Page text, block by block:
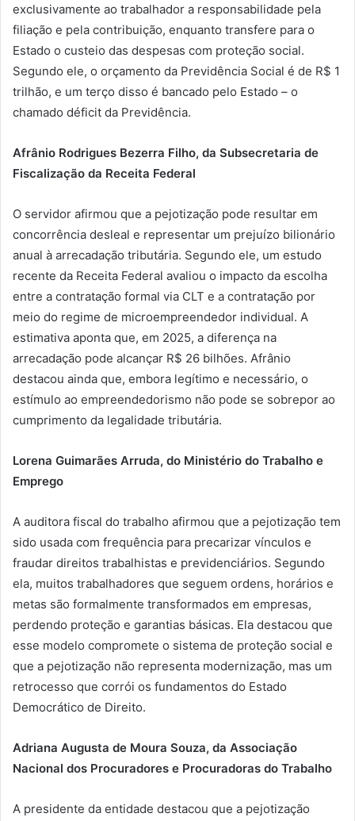
exclusivamente ao trabalhador a responsabilidade pela
filiação e pela contribuição, enquanto transfere para o
Estado o custeio das despesas com proteção social.
Segundo ele, o orçamento da Previdência Social é de R$ 1
trilhão, e um terço disso é bancado pelo Estado – o
chamado déficit da Previdência.
Afrânio Rodrigues Bezerra Filho, da Subsecretaria de
Fiscalização da Receita Federal
O servidor afirmou que a pejotização pode resultar em
concorrência desleal e representar um prejuízo bilionário
anual à arrecadação tributária. Segundo ele, um estudo
recente da Receita Federal avaliou o impacto da escolha
entre a contratação formal via CLT e a contratação por
meio do regime de microempreendedor individual. A
estimativa aponta que, em 2025, a diferença na
arrecadação pode alcançar R$ 26 bilhões. Afrânio
destacou ainda que, embora legítimo e necessário, o
estímulo ao empreendedorismo não pode se sobrepor ao
cumprimento da legalidade tributária.
Lorena Guimarães Arruda, do Ministério do Trabalho e
Emprego
A auditora fiscal do trabalho afirmou que a pejotização tem
sido usada com frequência para precarizar vínculos e
fraudar direitos trabalhistas e previdenciários. Segundo
ela, muitos trabalhadores que seguem ordens, horários e
metas são formalmente transformados em empresas,
perdendo proteção e garantias básicas. Ela destacou que
esse modelo compromete o sistema de proteção social e
que a pejotização não representa modernização, mas um
retrocesso que corrói os fundamentos do Estado
Democrático de Direito.
Adriana Augusta de Moura Souza, da Associação
Nacional dos Procuradores e Procuradoras do Trabalho
A presidente da entidade destacou que a pejotização